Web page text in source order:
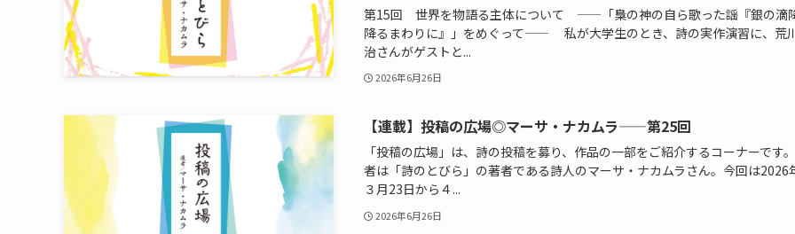
第15回 世界を物語る主体について ——「梟の神の自ら歌った謡『銀の滴
降るまわりに』」をめぐって—— 私が大学生のとき、詩の実作演習に、荒
治さんがゲストと...
2026年6月26日
【連載】投稿の広場◎マーサ・ナカムラ——第25回
「投稿の広場」は、詩の投稿を募り、作品の一部をご紹介するコーナーです
者は「詩のとびら」の著者である詩人のマーサ・ナカムラさん。今回は2026
３月23日から４...
2026年6月26日